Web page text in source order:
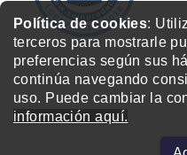
Política de cookies:
terceros para mostrarle
preferencias según sus
continúa navegando
uso. Puede cambiar la
información aquí.